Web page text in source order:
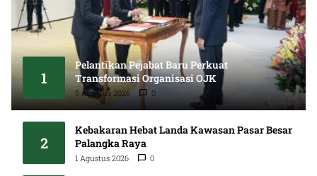
1
Pelantikan Pejabat Baru Perkuat
Transformasi Organisasi OJK
5 Agustus 2026 0
2
Kebakaran Hebat Landa Kawasan Pasar Besar
Palangka Raya
1 Agustus 2026 0